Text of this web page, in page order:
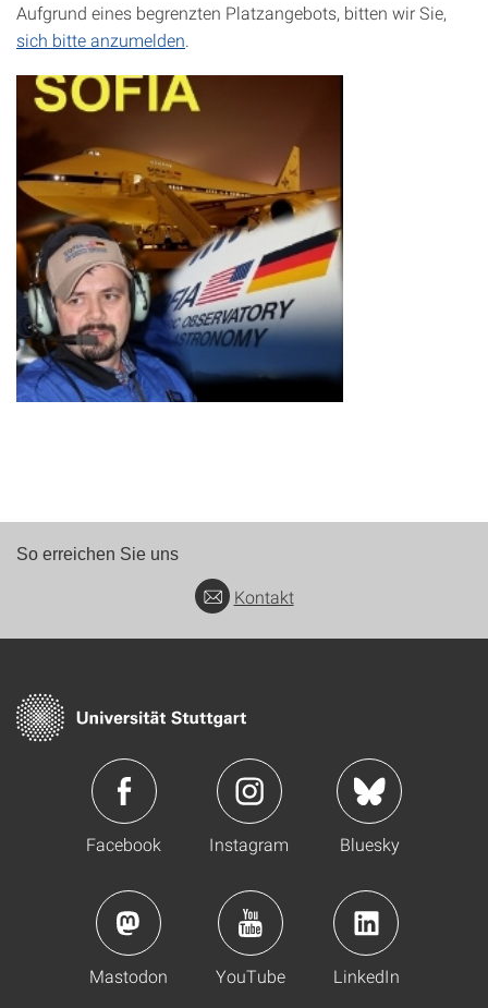
Aufgrund eines begrenzten Platzangebots, bitten wir Sie,
sich bitte anzumelden
So erreichen Sie uns
Kontakt
Facebook Instagram Bluesky
Mastodon YouTube LinkedIn